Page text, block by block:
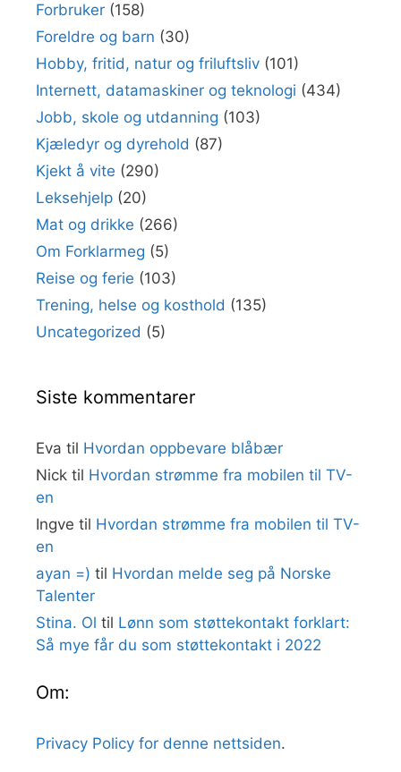
Forbruker (158)
Foreldre og barn (30)
Hobby, fritid, natur og friluftsliv (101)
Internett, datamaskiner og teknologi (434)
Jobb, skole og utdanning (103)
Kjæledyr og dyrehold (87)
Kjekt å vite (290)
Leksehjelp (20)
Mat og drikke (266)
Om Forklarmeg (5)
Reise og ferie (103)
Trening, helse og kosthold (135)
Uncategorized (5)
Siste kommentarer
Eva til Hvordan oppbevare blåbær
Nick til Hvordan strømme fra mobilen til TV-
en
Ingve til Hvordan strømme fra mobilen til TV-
en
ayan =) til Hvordan melde seg på Norske
Talenter
Stina. Ol til Lønn som støttekontakt forklart:
Så mye får du som støttekontakt i 2022
Om:
Privacy Policy for denne nettsiden.